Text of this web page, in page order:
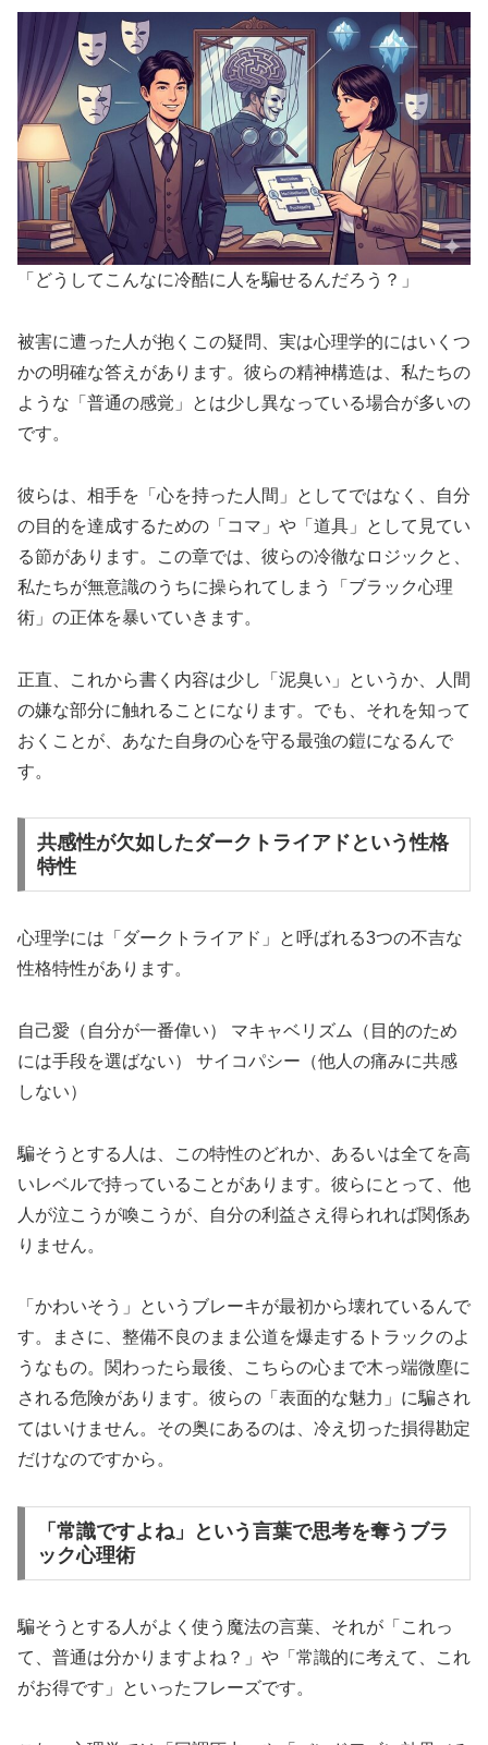
「どうしてこんなに冷酷に人を騙せるんだろう？」
被害に遭った人が抱くこの疑問、実は心理学的にはいくつ
かの明確な答えがあります。彼らの精神構造は、私たちの
ような「普通の感覚」とは少し異なっている場合が多いの
です。
彼らは、相手を「心を持った人間」としてではなく、自分
の目的を達成するための「コマ」や「道具」として見てい
る節があります。この章では、彼らの冷徹なロジックと、
私たちが無意識のうちに操られてしまう「ブラック心理
術」の正体を暴いていきます。
正直、これから書く内容は少し「泥臭い」というか、人間
の嫌な部分に触れることになります。でも、それを知って
おくことが、あなた自身の心を守る最強の鎧になるんで
す。
共感性が欠如したダークトライアドという性格
特性
心理学には「ダークトライアド」と呼ばれる3つの不吉な
性格特性があります。
自己愛（自分が一番偉い） マキャベリズム（目的のため
には手段を選ばない） サイコパシー（他人の痛みに共感
しない）
騙そうとする人は、この特性のどれか、あるいは全てを高
いレベルで持っていることがあります。彼らにとって、他
人が泣こうが喚こうが、自分の利益さえ得られれば関係あ
りません。
「かわいそう」というブレーキが最初から壊れているんで
す。まさに、整備不良のまま公道を爆走するトラックのよ
うなもの。関わったら最後、こちらの心まで木っ端微塵に
される危険があります。彼らの「表面的な魅力」に騙され
てはいけません。その奥にあるのは、冷え切った損得勘定
だけなのですから。
「常識ですよね」という言葉で思考を奪うブラ
ック心理術
騙そうとする人がよく使う魔法の言葉、それが「これっ
て、普通は分かりますよね？」や「常識的に考えて、これ
がお得です」といったフレーズです。